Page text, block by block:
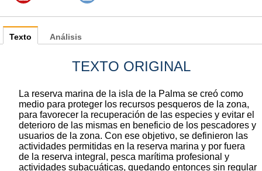
Texto
TEXTO ORIGINAL
La reserva marina de la isla de la Palma se creó como
medio para proteger los recursos pesqueros de la zona,
para favorecer la recuperación de las especies y evitar el
deterioro de las mismas en beneficio de los pescadores y
usuarios de la zona. Con ese objetivo, se definieron las
actividades permitidas en la reserva marina y por fuera
de la reserva integral, pesca marítima profesional y
actividades subacuáticas, quedando entonces sin regular
Análisis